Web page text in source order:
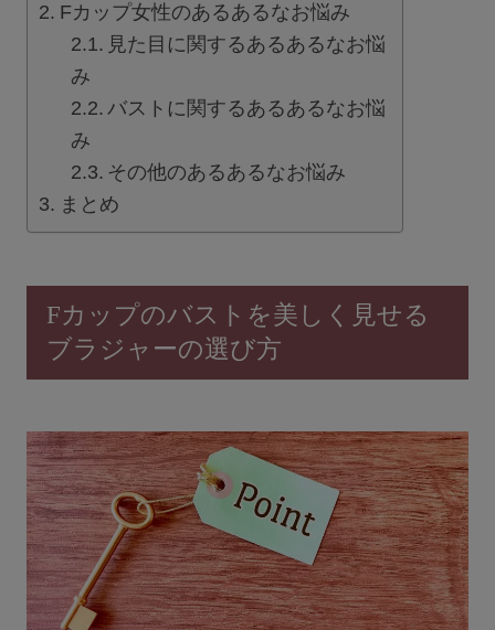
セール
新商品
定期便
BEST SELLER
COOL ITEM
ブラ交換&返品について
ルームブラ販売店一覧
サロン卸し問い合わせフォーム
Fカップ女性のあるあるなお悩み
見た目に関するあるあるなお悩
み
バストに関するあるあるなお悩
み
その他のあるあるなお悩み
まとめ
Fカップのバストを美しく見せる
ブラジャーの選び方